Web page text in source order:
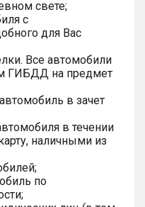
свете;
с
для Вас
Все автомобили
ГИБДД на предмет
в зачет
в течении
наличными из
по